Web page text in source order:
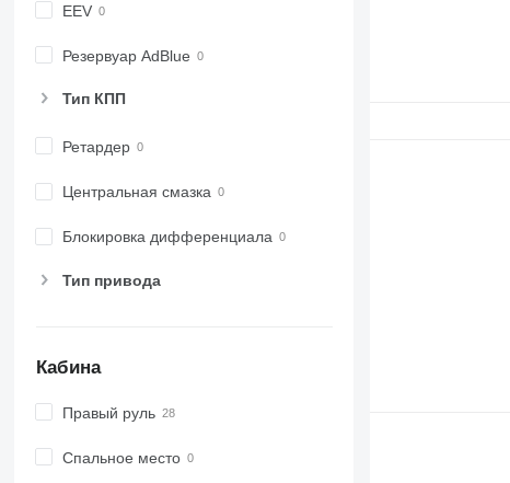
EEV
Резервуар AdBlue
Тип КПП
Ретардер
Центральная смазка
Блокировка дифференциала
Тип привода
Кабина
Правый руль
Спальное место